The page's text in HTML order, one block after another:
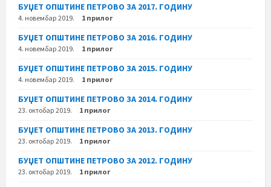
БУЏЕТ ОПШТИНЕ ПЕТРОВО ЗА 2017. ГОДИНУ
4. новембар 2019. 1 прилог
БУЏЕТ ОПШТИНЕ ПЕТРОВО ЗА 2016. ГОДИНУ
4. новембар 2019. 1 прилог
БУЏЕТ ОПШТИНЕ ПЕТРОВО ЗА 2015. ГОДИНУ
4. новембар 2019. 1 прилог
БУЏЕТ ОПШТИНЕ ПЕТРОВО ЗА 2014. ГОДИНУ
23. октобар 2019. 1 прилог
БУЏЕТ ОПШТИНЕ ПЕТРОВО ЗА 2013. ГОДИНУ
23. октобар 2019. 1 прилог
БУЏЕТ ОПШТИНЕ ПЕТРОВО ЗА 2012. ГОДИНУ
23. октобар 2019. 1 прилог